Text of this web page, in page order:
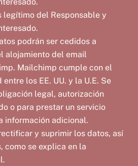
legítimo del Responsable y
podrán ser cedidos a
alojamiento del email
Mailchimp cumple con el
los EE. UU. y la U.E. Se
legal, autorización
o para prestar un servicio
información adicional.
y suprimir los datos, así
como se explica en la